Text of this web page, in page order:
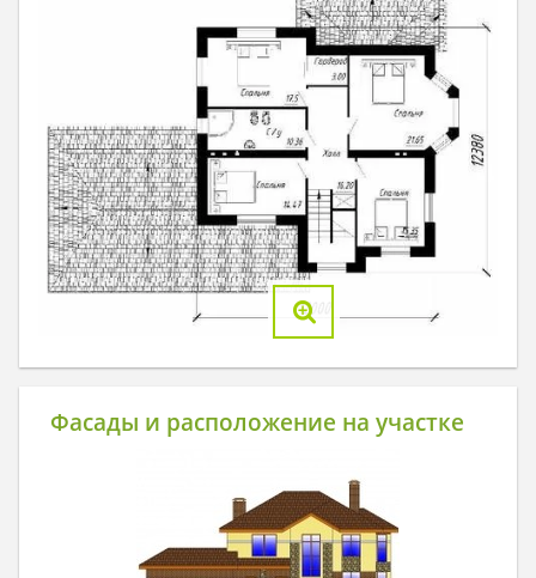
Фасады и расположение на участке